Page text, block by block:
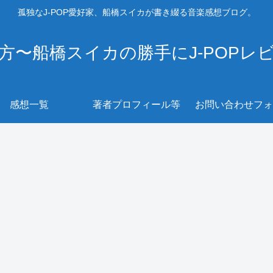
孤独なJ-POP愛好家、船橋スイカが書き綴る音楽感想ブログ。
〜船橋スイカの勝手にJ-POPレ
感想一覧 著者プロフィール等 お問い合わせフ